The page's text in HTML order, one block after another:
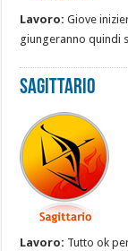
Lavoro: Giove
giungeranno quindi
Sagittario
Lavoro: Tutto ok